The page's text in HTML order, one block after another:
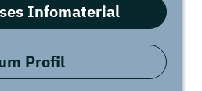
Infomaterial
Profil